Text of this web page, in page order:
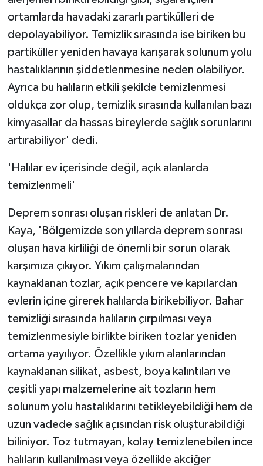
ortamlarda havadaki zararlı partikülleri de
depolayabiliyor. Temizlik sırasında ise biriken bu
partiküller yeniden havaya karışarak solunum yolu
hastalıklarının şiddetlenmesine neden olabiliyor.
Ayrıca bu halıların etkili şekilde temizlenmesi
oldukça zor olup, temizlik sırasında kullanılan bazı
kimyasallar da hassas bireylerde sağlık sorunlarını
artırabiliyor' dedi.
'Halılar ev içerisinde değil, açık alanlarda
temizlenmeli'
Deprem sonrası oluşan riskleri de anlatan Dr.
Kaya, 'Bölgemizde son yıllarda deprem sonrası
oluşan hava kirliliği de önemli bir sorun olarak
karşımıza çıkıyor. Yıkım çalışmalarından
kaynaklanan tozlar, açık pencere ve kapılardan
evlerin içine girerek halılarda birikebiliyor. Bahar
temizliği sırasında halıların çırpılması veya
temizlenmesiyle birlikte biriken tozlar yeniden
ortama yayılıyor. Özellikle yıkım alanlarından
kaynaklanan silikat, asbest, boya kalıntıları ve
çeşitli yapı malzemelerine ait tozların hem
solunum yolu hastalıklarını tetikleyebildiği hem de
uzun vadede sağlık açısından risk oluşturabildiği
biliniyor. Toz tutmayan, kolay temizlenebilen ince
halıların kullanılması veya özellikle akciğer